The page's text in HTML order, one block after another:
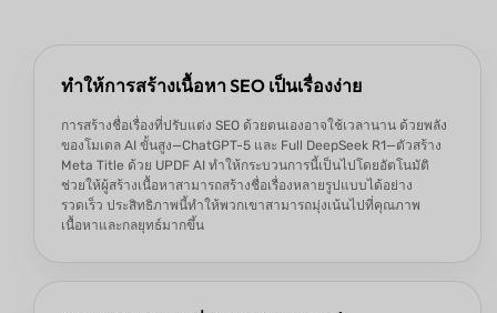
ทำให้การสร้างเนื้อหา SEO เป็นเรื่องง่าย
การสร้างชื่อเรื่องที่ปรับแต่ง SEO ด้วยตนเองอาจใช้เวลานาน ด้วยพลัง
ของโมเดล AI ขั้นสูง—ChatGPT-5 และ Full DeepSeek R1—ตัวสร้าง
Meta Title ด้วย UPDF AI ทำให้กระบวนการนี้เป็นไปโดยอัตโนมัติ
ช่วยให้ผู้สร้างเนื้อหาสามารถสร้างชื่อเรื่องหลายรูปแบบได้อย่าง
รวดเร็ว ประสิทธิภาพนี้ทำให้พวกเขาสามารถมุ่งเน้นไปที่คุณภาพ
เนื้อหาและกลยุทธ์มากขึ้น